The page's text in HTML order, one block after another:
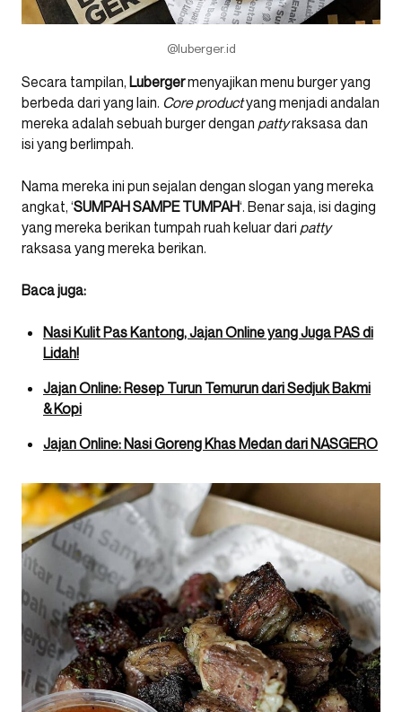
@luberger.id
Secara tampilan, Lubergermenyajikan menu burger yang
berbeda dari yang lain. Core productyang menjadi andalan
mereka adalah sebuah burger dengan pattyraksasa dan
isi yang berlimpah.
Nama mereka ini pun sejalan dengan slogan yang mereka
angkat, ‘SUMPAH SAMPE TUMPAH‘. Benar saja, isi daging
yang mereka berikan tumpah ruah keluar dari patty
raksasa yang mereka berikan.
Baca juga:
Nasi Kulit Pas Kantong, Jajan Online yang Juga PAS di
Lidah!
Jajan Online: Resep Turun Temurun dari Sedjuk Bakmi
& Kopi
Jajan Online: Nasi Goreng Khas Medan dari NASGERO